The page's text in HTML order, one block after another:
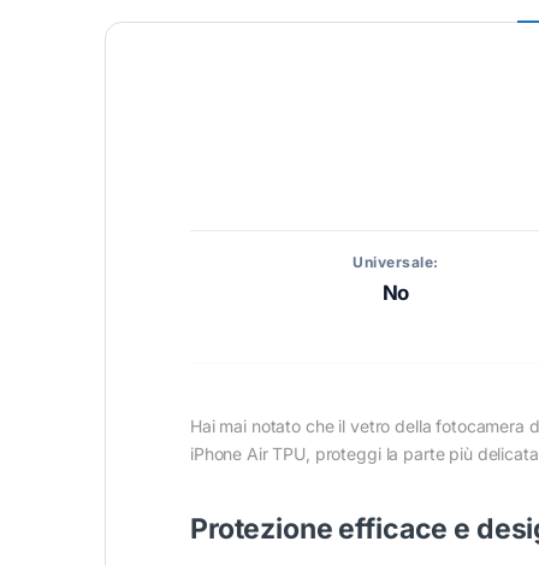
Universale:
No
Hai mai notato che il vetro della fotocamera
iPhone Air TPU, proteggi la parte più
Protezione efficace e